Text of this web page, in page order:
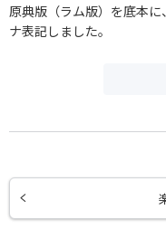
原典版（ラム版）を底本
ナ表記しました。